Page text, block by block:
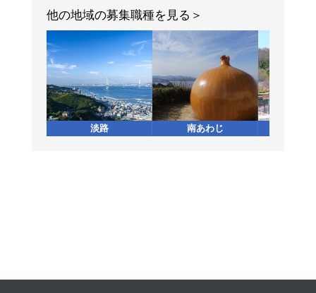
他の地域の募集職種を見る
淡路 南あわじ